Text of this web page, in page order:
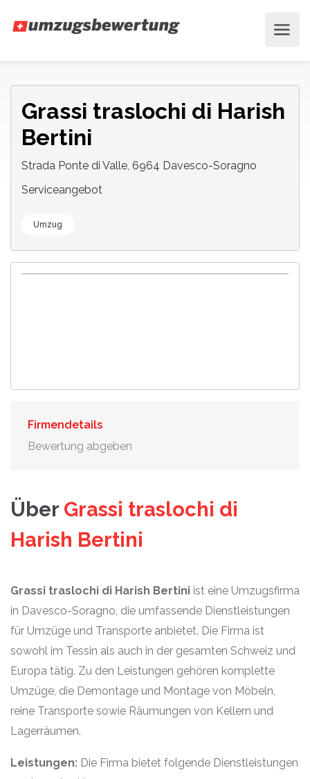
Grassi traslochi di Harish
Bertini
Strada Ponte di Valle, 6964 Davesco-Soragno
Serviceangebot
Umzug
Firmendetails
Bewertung abgeben
Über Grassi traslochi di
Harish Bertini
Grassi traslochi di Harish Bertini ist eine Umzugsfirma
in Davesco-Soragno, die umfassende Dienstleistungen
für Umzüge und Transporte anbietet. Die Firma ist
sowohl im Tessin als auch in der gesamten Schweiz und
Europa tätig. Zu den Leistungen gehören komplette
Umzüge, die Demontage und Montage von Möbeln,
reine Transporte sowie Räumungen von Kellern und
Lagerräumen.
Leistungen: Die Firma bietet folgende Dienstleistungen